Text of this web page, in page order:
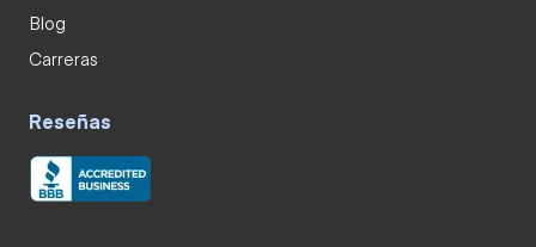
Blog
Carreras
Reseñas